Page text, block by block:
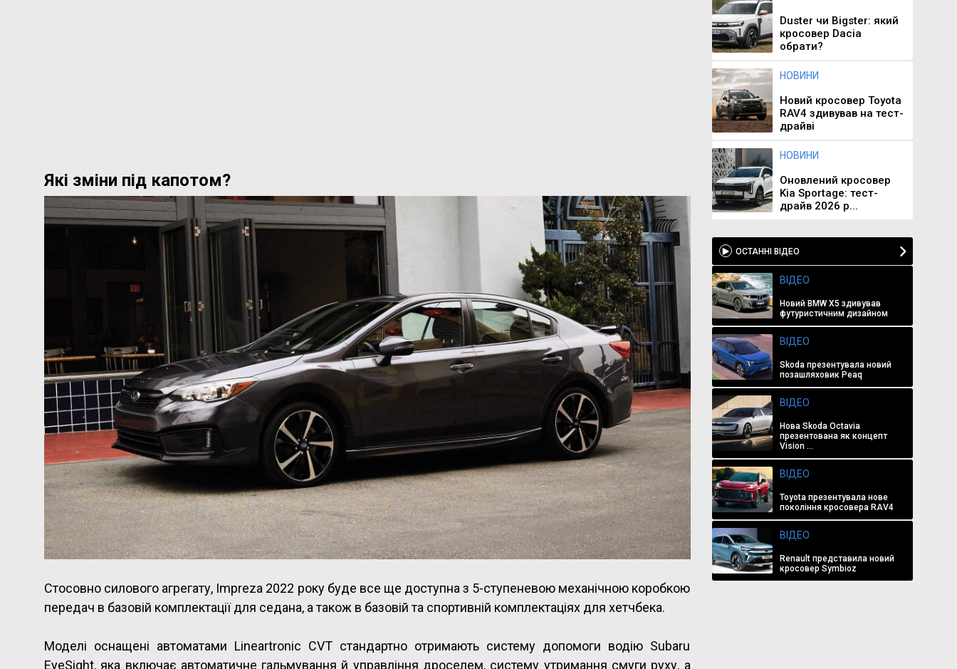
Які зміни під капотом?
Стосовно силового агрегату, Impreza 2022 року буде все ще доступна з 5-ступеневою механічною коробкою
передач в базовій комплектації для седана, а також в базовій та спортивній комплектаціях для хетчбека.
Моделі оснащені автоматами Lineartronic CVT стандартно отримають систему допомоги водію Subaru
EyeSight, яка включає автоматичне гальмування й управління дроселем, систему утримання смуги руху, а
Duster чи Bigster: який
кросовер Dacia
обрати?
НОВИНИ
Новий кросовер Toyota
RAV4 здивував на тест-
драйві
НОВИНИ
Оновлений кросовер
Kia Sportage: тест-
драйв 2026 р...
ОСТАННІ ВІДЕО
ВІДЕО
Новий BMW X5 здивував
футуристичним дизайном
ВІДЕО
Skoda презентувала новий
позашляховик Peaq
ВІДЕО
Нова Skoda Octavia
презентована як концепт
Vision ...
ВІДЕО
Toyota презентувала нове
покоління кросовера RAV4
ВІДЕО
Renault представила новий
кросовер Symbioz